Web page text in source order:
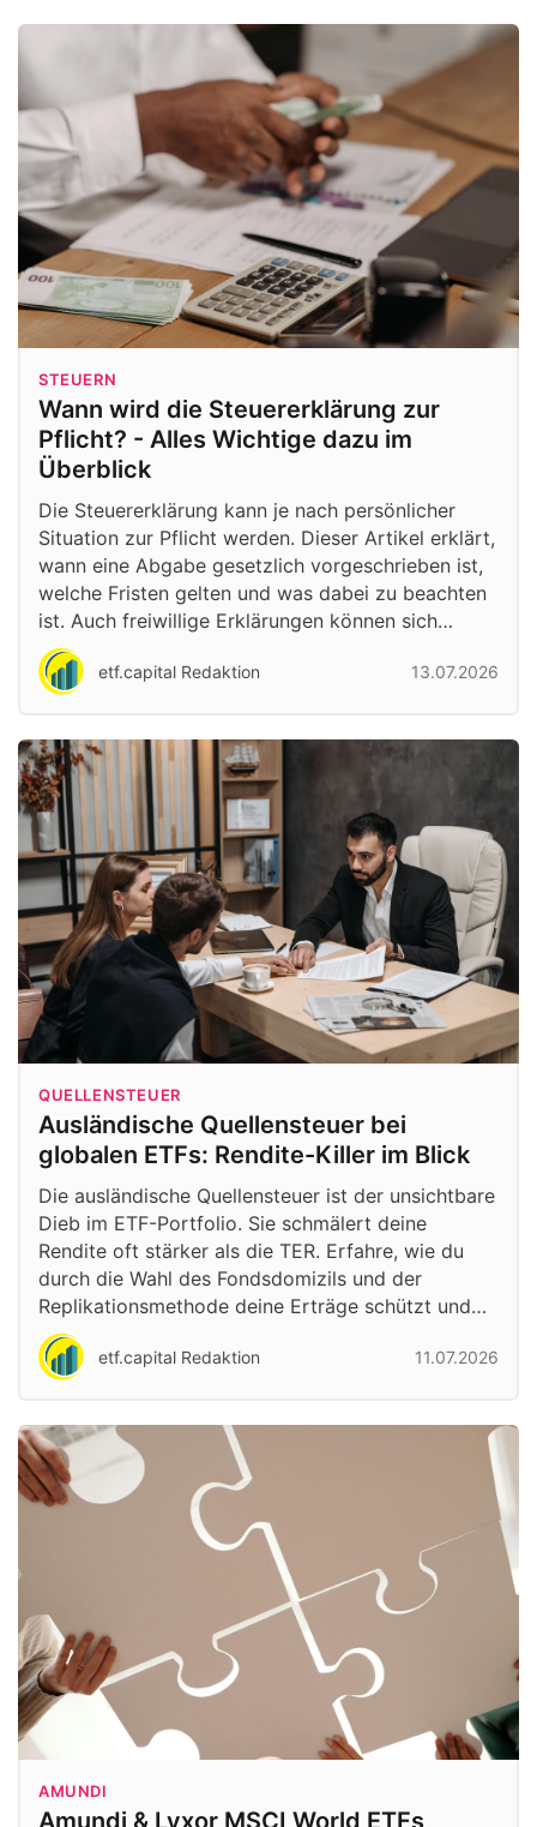
STEUERN
Wann wird die Steuererklärung zur
Pflicht? - Alles Wichtige dazu im
Überblick
Die Steuererklärung kann je nach persönlicher
Situation zur Pflicht werden. Dieser Artikel erklärt,
wann eine Abgabe gesetzlich vorgeschrieben ist,
welche Fristen gelten und was dabei zu beachten
ist. Auch freiwillige Erklärungen können sich…
etf.capital Redaktion 13.07.2026
QUELLENSTEUER
Ausländische Quellensteuer bei
globalen ETFs: Rendite-Killer im Blick
Die ausländische Quellensteuer ist der unsichtbare
Dieb im ETF-Portfolio. Sie schmälert deine
Rendite oft stärker als die TER. Erfahre, wie du
durch die Wahl des Fondsdomizils und der
Replikationsmethode deine Erträge schützt und…
etf.capital Redaktion 11.07.2026
AMUNDI
Amundi & Lyxor MSCI World ETFs